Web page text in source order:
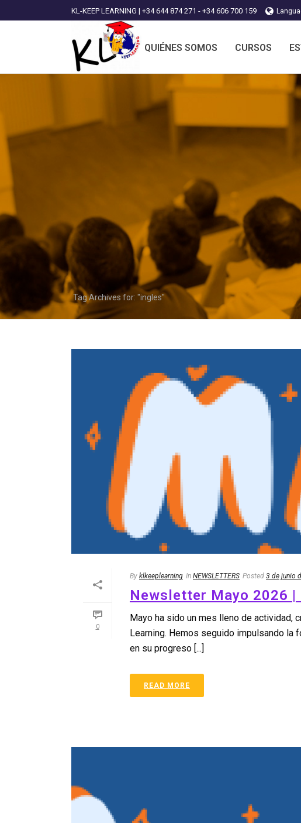
KL-KEEP LEARNING | +34 644 874 271 - +34 606 700 159
QUIÉNES SOMOS CURSOS
Tag Archives for: "ingles"
0
By klkeeplearning In NEWSLETTERS Posted 3 de junio
Newsletter Mayo 2026 |
Mayo ha sido un mes lleno de actividad,
Learning. Hemos seguido impulsando la
en su progreso [...]
READ MORE